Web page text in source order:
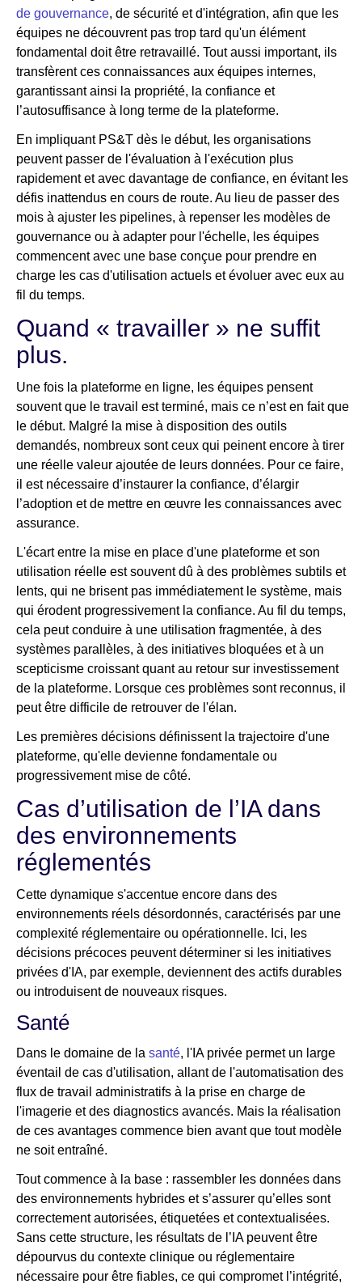
de gouvernance, de sécurité et d'intégration, afin que les
équipes ne découvrent pas trop tard qu'un élément
fondamental doit être retravaillé. Tout aussi important, ils
transfèrent ces connaissances aux équipes internes,
garantissant ainsi la propriété, la confiance et
l’autosuffisance à long terme de la plateforme.
En impliquant PS&T dès le début, les organisations
peuvent passer de l'évaluation à l'exécution plus
rapidement et avec davantage de confiance, en évitant les
défis inattendus en cours de route. Au lieu de passer des
mois à ajuster les pipelines, à repenser les modèles de
gouvernance ou à adapter pour l'échelle, les équipes
commencent avec une base conçue pour prendre en
charge les cas d'utilisation actuels et évoluer avec eux au
fil du temps.
Quand « travailler » ne suffit
plus.
Une fois la plateforme en ligne, les équipes pensent
souvent que le travail est terminé, mais ce n’est en fait que
le début. Malgré la mise à disposition des outils
demandés, nombreux sont ceux qui peinent encore à tirer
une réelle valeur ajoutée de leurs données. Pour ce faire,
il est nécessaire d’instaurer la confiance, d’élargir
l’adoption et de mettre en œuvre les connaissances avec
assurance.
L'écart entre la mise en place d'une plateforme et son
utilisation réelle est souvent dû à des problèmes subtils et
lents, qui ne brisent pas immédiatement le système, mais
qui érodent progressivement la confiance. Au fil du temps,
cela peut conduire à une utilisation fragmentée, à des
systèmes parallèles, à des initiatives bloquées et à un
scepticisme croissant quant au retour sur investissement
de la plateforme. Lorsque ces problèmes sont reconnus, il
peut être difficile de retrouver de l'élan.
Les premières décisions définissent la trajectoire d'une
plateforme, qu'elle devienne fondamentale ou
progressivement mise de côté.
Cas d’utilisation de l’IA dans
des environnements
réglementés
Cette dynamique s'accentue encore dans des
environnements réels désordonnés, caractérisés par une
complexité réglementaire ou opérationnelle. Ici, les
décisions précoces peuvent déterminer si les initiatives
privées d'IA, par exemple, deviennent des actifs durables
ou introduisent de nouveaux risques.
Santé
Dans le domaine de la santé, l'IA privée permet un large
éventail de cas d'utilisation, allant de l'automatisation des
flux de travail administratifs à la prise en charge de
l'imagerie et des diagnostics avancés. Mais la réalisation
de ces avantages commence bien avant que tout modèle
ne soit entraîné.
Tout commence à la base : rassembler les données dans
des environnements hybrides et s’assurer qu’elles sont
correctement autorisées, étiquetées et contextualisées.
Sans cette structure, les résultats de l’IA peuvent être
dépourvus du contexte clinique ou réglementaire
nécessaire pour être fiables, ce qui compromet l’intégrité,